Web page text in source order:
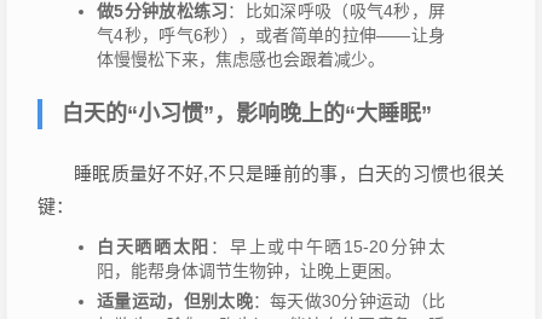
做5分钟放松练习：比如深呼吸（吸气4秒，屏
气4秒，呼气6秒），或者简单的拉伸——让身
体慢慢松下来，焦虑感也会跟着减少。
白天的“小习惯”，影响晚上的“大睡眠”
睡眠质量好不好,不只是睡前的事，白天的习惯也很关
键：
白天晒晒太阳 ：早上或中午晒15-20分钟太
阳，能帮身体调节生物钟，让晚上更困。
适量运动，但别太晚：每天做30分钟运动（比